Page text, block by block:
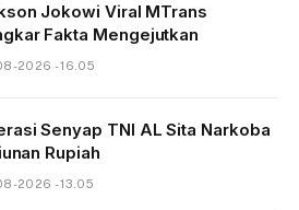
Jokowi Viral MTrans
Fakta Mengejutkan
2026 - 16.05
Senyap TNI AL Sita Narkoba
Rupiah
2026 - 13.05